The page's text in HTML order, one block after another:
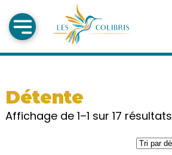
Détente
Affichage de 1–1 sur 17 résultats